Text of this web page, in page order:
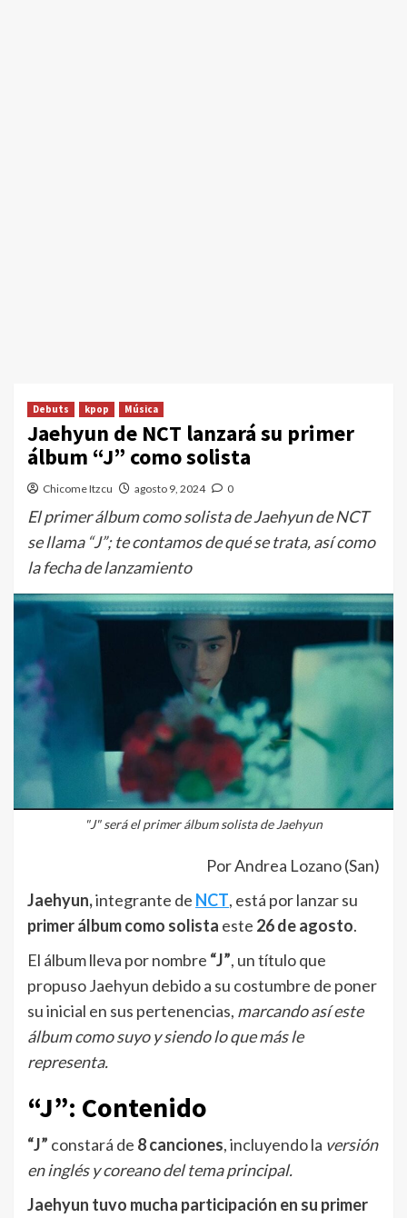
Debuts kpop Música
Jaehyun de NCT lanzará su primer
álbum “J” como solista
Chicome Itzcu agosto 9, 2024 0
El primer álbum como solista de Jaehyun de NCT
se llama “J”; te contamos de qué se trata, así como
la fecha de lanzamiento
"J" será el primer álbum solista de Jaehyun
Por Andrea Lozano (San)
Jaehyun,integrante de NCT, está por lanzar su
primer álbum como solista este 26 de agosto.
El álbum lleva por nombre “J”, un título que
propuso Jaehyun debido a su costumbre de poner
su inicial en sus pertenencias, marcando así este
álbum como suyo y siendo lo que más le
representa.
“J”: Contenido
“J” constará de 8 canciones, incluyendo la versión
en inglés y coreano del tema principal.
Jaehyun tuvo mucha participación en su primer